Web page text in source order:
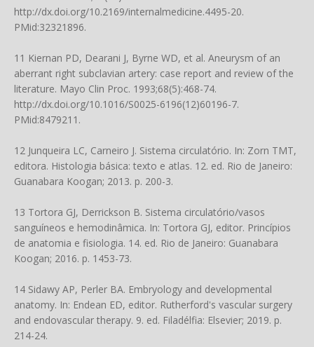
http://dx.doi.org/10.2169/internalmedicine.4495-20.
PMid:32321896.
11 Kiernan PD, Dearani J, Byrne WD, et al. Aneurysm of an
aberrant right subclavian artery: case report and review of the
literature. Mayo Clin Proc. 1993;68(5):468-74.
http://dx.doi.org/10.1016/S0025-6196(12)60196-7.
PMid:8479211.
12 Junqueira LC, Carneiro J. Sistema circulatório. In: Zorn TMT,
editora. Histologia básica: texto e atlas. 12. ed. Rio de Janeiro:
Guanabara Koogan; 2013. p. 200-3.
13 Tortora GJ, Derrickson B. Sistema circulatório/vasos
sanguíneos e hemodinâmica. In: Tortora GJ, editor. Princípios
de anatomia e fisiologia. 14. ed. Rio de Janeiro: Guanabara
Koogan; 2016. p. 1453-73.
14 Sidawy AP, Perler BA. Embryology and developmental
anatomy. In: Endean ED, editor. Rutherford's vascular surgery
and endovascular therapy. 9. ed. Filadélfia: Elsevier; 2019. p.
214-24.